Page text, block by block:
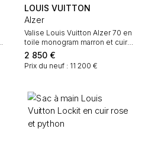
LOUIS VUITTON
Alzer
Valise Louis Vuitton Alzer 70 en
toile monogram marron et cuir
naturel
2 850 €
Prix du neuf : 11 200 €